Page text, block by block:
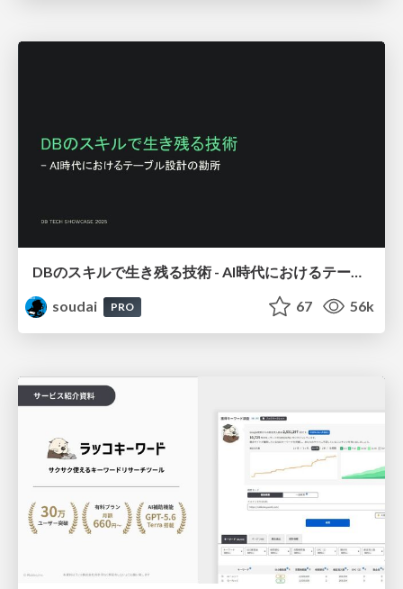
DBのスキルで生き残る技術 - AI時代におけるテーブル設計の勘所
soudai
PRO 67 56k